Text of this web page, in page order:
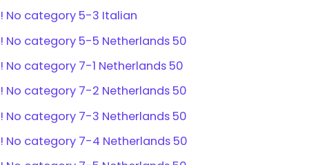
! No category 5-3 Italian
! No category 5-5 Netherlands 50
! No category 7-1 Netherlands 50
! No category 7-2 Netherlands 50
! No category 7-3 Netherlands 50
! No category 7-4 Netherlands 50